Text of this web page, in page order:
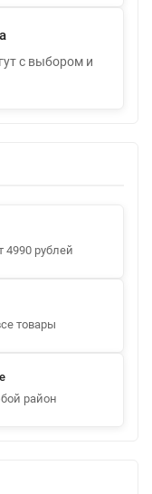
с выбором и
4990 рублей
товары
район